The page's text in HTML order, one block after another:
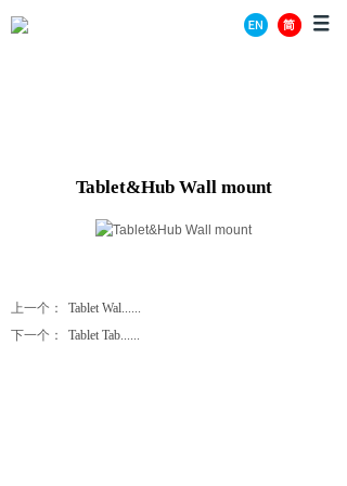
Tablet&Hub Wall mount
上一个：
Tablet Wal......
下一个：
Tablet Tab......